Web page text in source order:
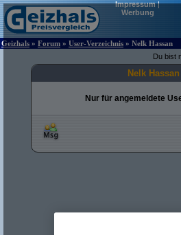
Impressum|
Werbung
Geizhals » Forum » User-Verzeichnis » Nelk Hassan
Du bist
Nelk Hassan
Nur für angemeldete